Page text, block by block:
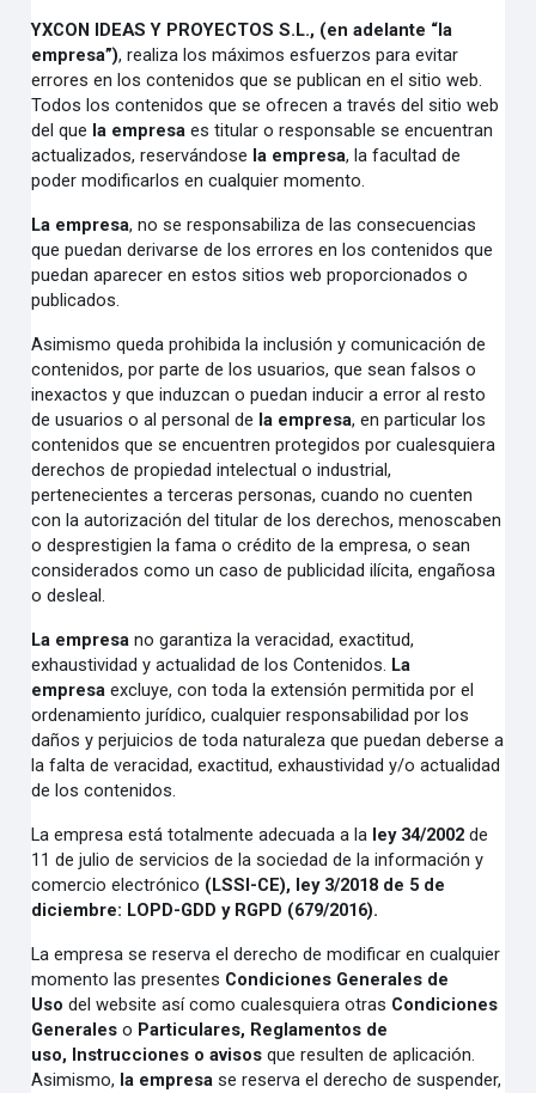
YXCON IDEAS Y PROYECTOS S.L., (en adelante “la
empresa”), realiza los máximos esfuerzos para evitar
errores en los contenidos que se publican en el sitio web.
Todos los contenidos que se ofrecen a través del sitio web
del que la empresa es titular o responsable se encuentran
actualizados, reservándose la empresa, la facultad de
poder modificarlos en cualquier momento.
La empresa, no se responsabiliza de las consecuencias
que puedan derivarse de los errores en los contenidos que
puedan aparecer en estos sitios web proporcionados o
publicados.
Asimismo queda prohibida la inclusión y comunicación de
contenidos, por parte de los usuarios, que sean falsos o
inexactos y que induzcan o puedan inducir a error al resto
de usuarios o al personal de la empresa, en particular los
contenidos que se encuentren protegidos por cualesquiera
derechos de propiedad intelectual o industrial,
pertenecientes a terceras personas, cuando no cuenten
con la autorización del titular de los derechos, menoscaben
o desprestigien la fama o crédito de la empresa, o sean
considerados como un caso de publicidad ilícita, engañosa
o desleal.
La empresano garantiza la veracidad, exactitud,
exhaustividad y actualidad de los Contenidos. La
empresaexcluye, con toda la extensión permitida por el
ordenamiento jurídico, cualquier responsabilidad por los
daños y perjuicios de toda naturaleza que puedan deberse a
la falta de veracidad, exactitud, exhaustividad y/o actualidad
de los contenidos.
La empresa está totalmente adecuada a la ley 34/2002de
11 de julio de servicios de la sociedad de la información y
comercio electrónico (LSSI-CE), ley 3/2018 de 5 de
diciembre: LOPD-GDD y RGPD (679/2016).
La empresa se reserva el derecho de modificar en cualquier
momento las presentes Condiciones Generales de
Usodel website así como cualesquiera otras Condiciones
Generaleso Particulares, Reglamentos de
uso, Instrucciones oavisosque resulten de aplicación.
Asimismo, la empresase reserva el derecho de suspender,